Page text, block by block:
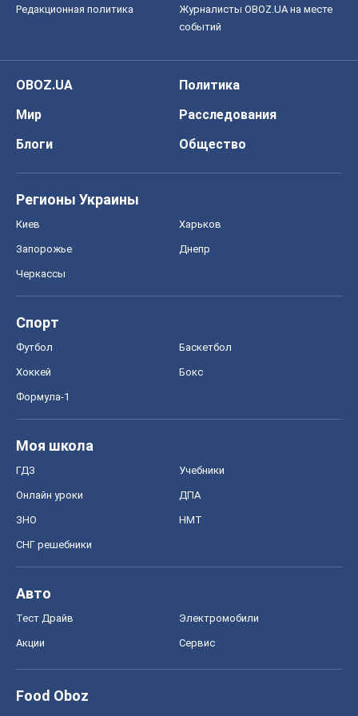
Редакционная политика
Журналисты OBOZ.UA на месте
событий
OBOZ.UA
Политика
Мир
Расследования
Блоги
Общество
Регионы Украины
Киев Харьков
Запорожье Днепр
Черкассы
Спорт
Футбол Баскетбол
Хоккей Бокс
Формула-1
Моя школа
ГДЗ Учебники
Онлайн уроки ДПА
ЗНО НМТ
СНГ решебники
Авто
Тест Драйв Электромобили
Акции Сервис
Food Oboz